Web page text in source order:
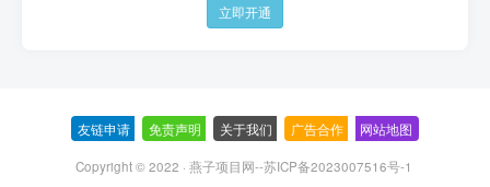
立即开通
友链申请 免责声明 关于我们 广告合作 网站地图
Copyright © 2022 · 燕子项目网--苏ICP备2023007516号-1